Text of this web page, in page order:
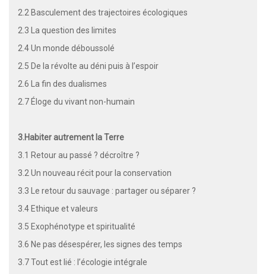
2.2 Basculement des trajectoires écologiques
2.3
La question des limites
2.4Un monde déboussolé
2.5 De la révolte au déni puis à l’espoir
2.6
La fin des dualismes
2.7 Éloge du vivant non-humain
3.Habiter autrement la Terre
3.1 Retour au passé ? décroître ?
3.2 Un nouveau récit pour la conservation
3.3
Le retour du sauvage : partager ou séparer ?
3.4 Ethique et valeurs
3.5 Exophénotype et spiritualité
3.6 Ne pas désespérer, les signes des temps
3.7Tout est lié : l’écologie intégrale